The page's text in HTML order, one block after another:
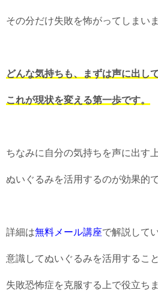
その分だけ失敗を怖がってしまいま
どんな気持ちも、まずは声に出し
これが現状を変える第一歩です。
ちなみに自分の気持ちを声に出す上
ぬいぐるみを活用するのが効果的で
詳細は無料メール講座で解説して
意識してぬいぐるみを活用すること
失敗恐怖症を克服する上で役立ちま